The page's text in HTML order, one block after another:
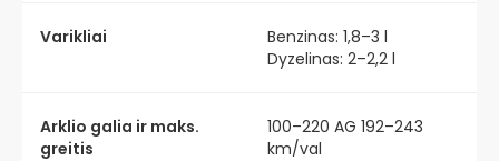
Varikliai
Benzinas: 1,8–3 l
Dyzelinas: 2–2,2 l
Arklio galia ir maks.
greitis
100–220 AG 192–243
km/val